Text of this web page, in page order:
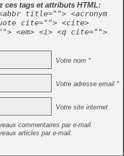
ces tags et attributs HTML:
title=""> <acronym
cite=""> <cite>
<em> <i> <q cite="">
Votre nom *
Votre adresse email *
Votre site internet
commentaires par e-mail.
articles par e-mail.